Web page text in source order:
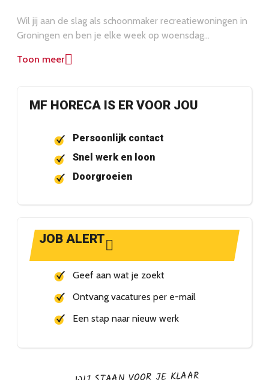
Wil jij aan de slag als schoonmaker recreatiewoningen in
Groningen en ben je elke week op woensdag
Schildmeer precies wat je zoekt. Solliciteer direct via de
Toon meer
MF HORECA IS ER VOOR JOU
Persoonlijk contact
Snel werk en loon
Doorgroeien
JOB ALERT
Geef aan wat je zoekt
Ontvang vacatures per e-mail
Een stap naar nieuw werk